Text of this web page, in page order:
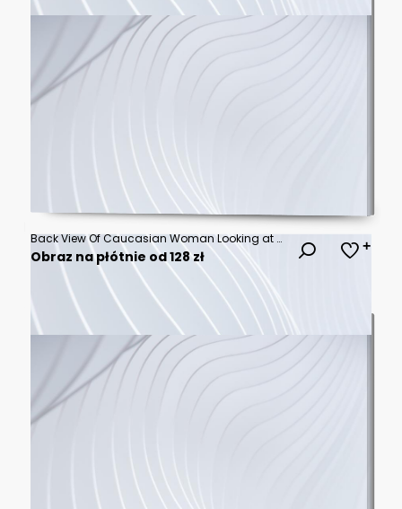
Back View Of Caucasian Woman Looking at 3D Cyberspace With Animated Social Media Interfaces, Online Video Games, Viral Videos, and Internet Content. Visualization Of Entertainment Technology Concept.
Obraz na płótnie od 128 zł